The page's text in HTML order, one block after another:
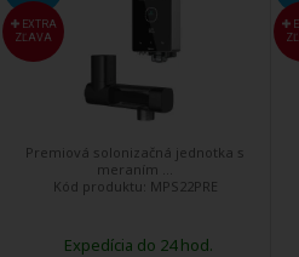
EXTRA
ZĽAVA
Premiová solonizačná jednotka s
meraním ...
Kód produktu: MPS22PRE
Expedícia do 24 hod.